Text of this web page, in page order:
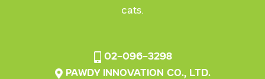
cats.
02-096-3298
PAWDY INNOVATION CO., LTD.